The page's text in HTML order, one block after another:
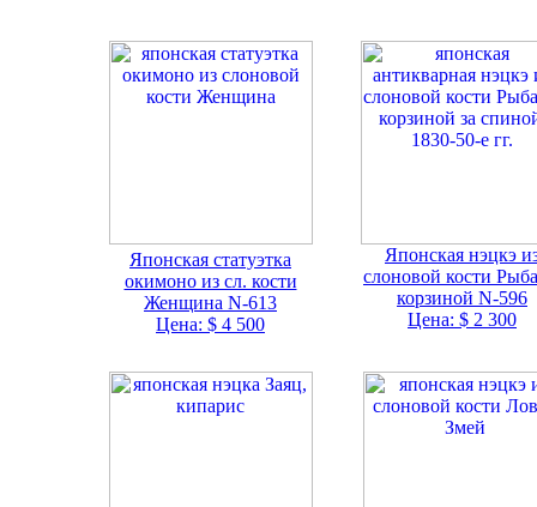
Японская статуэтка
окимоно из сл. кости
Женщина N-613
Цена: $ 4 500
Японская нэцкэ
слоновой кости
корзиной N-596
Цена: $ 2 300